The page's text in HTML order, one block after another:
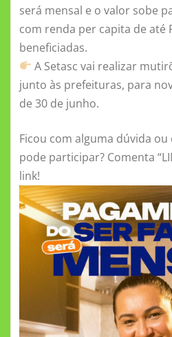
será mensal e o valor sobe
com renda per capita de até
beneficiadas.
A Setasc vai realizar
junto às prefeituras, para
de 30 de junho.
Ficou com alguma dúvida
pode participar? Comenta
link!